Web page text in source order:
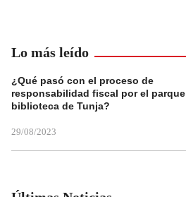
Lo más leído
¿Qué pasó con el proceso de
responsabilidad fiscal por el parque
biblioteca de Tunja?
29/08/2023